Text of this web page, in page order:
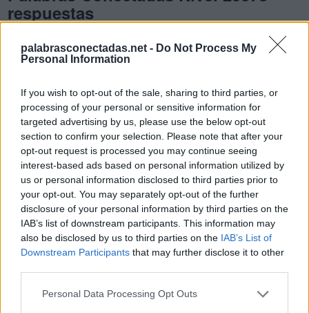
palabrasconectadas.net - Do Not Process My
Personal Information
If you wish to opt-out of the sale, sharing to third parties, or
processing of your personal or sensitive information for
targeted advertising by us, please use the below opt-out
section to confirm your selection. Please note that after your
opt-out request is processed you may continue seeing
interest-based ads based on personal information utilized by
us or personal information disclosed to third parties prior to
your opt-out. You may separately opt-out of the further
disclosure of your personal information by third parties on the
IAB’s list of downstream participants. This information may
also be disclosed by us to third parties on the IAB’s List of
Downstream Participants that may further disclose it to other
Personal Data Processing Opt Outs
respuestas
V
I
D
V
I
L
D
I L
O
D
I V
O
V
I L
O
Á
V D
O
V
Á L I D
O
Palabras extra:
V
I
O